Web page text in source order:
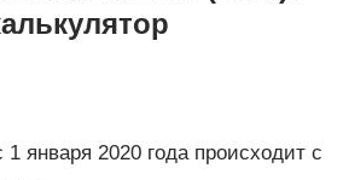
1 января 2020 года происходит с